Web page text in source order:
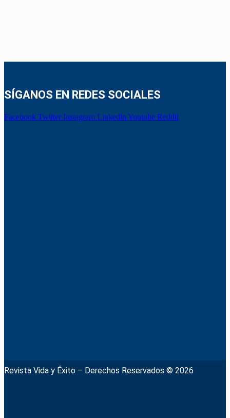
SÍGANOS EN REDES SOCIALES
Facebook Twitter Instagram Linkedin Youtube Reddit
Revista Vida y Éxito – Derechos Reservados © 2026